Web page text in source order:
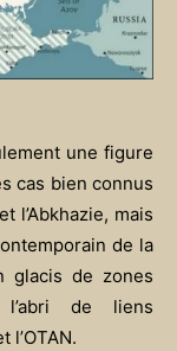
une figure
cas bien connus
l’Abkhazie, mais
de la
glacis de zones
de liens
l’OTAN.